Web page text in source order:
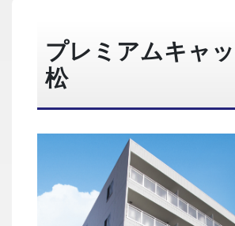
プレミアムキャ
松